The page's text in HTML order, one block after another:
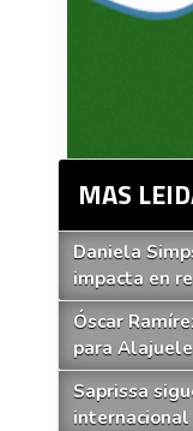
MAS
Daniela
impacta en
Óscar
para
Saprissa
internacional